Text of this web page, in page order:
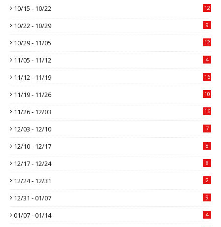
10/15 - 10/22 12
10/22 - 10/29 9
10/29 - 11/05 12
11/05 - 11/12 4
11/12 - 11/19 16
11/19 - 11/26 10
11/26 - 12/03 16
12/03 - 12/10 7
12/10 - 12/17 8
12/17 - 12/24 8
12/24 - 12/31 2
12/31 - 01/07 9
01/07 - 01/14 4